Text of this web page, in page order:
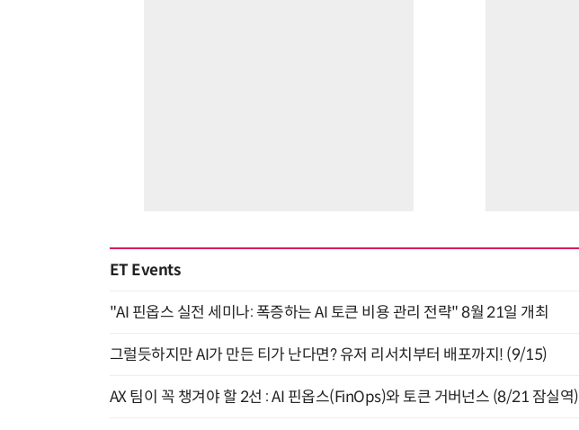
ET Events
"AI 핀옵스 실전 세미나: 폭증하는 AI 토큰 비용 관리 전략" 8월 21일 개최
그럴듯하지만 AI가 만든 티가 난다면? 유저 리서치부터 배포까지! (9/15)
AX 팀이 꼭 챙겨야 할 2선 : AI 핀옵스(FinOps)와 토큰 거버넌스 (8/21 잠실역)